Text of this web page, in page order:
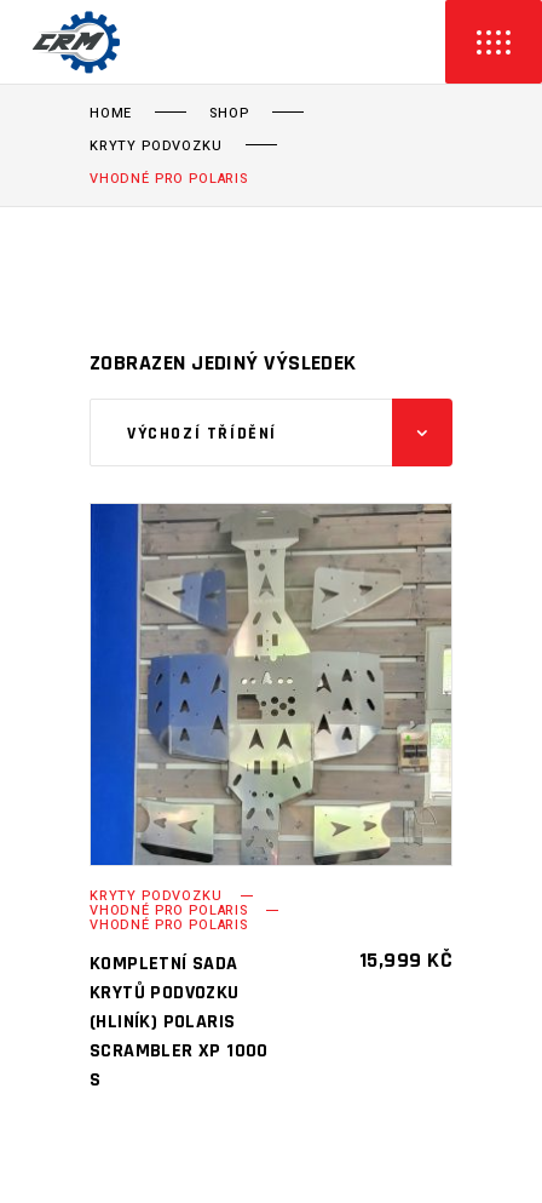
HOME
SHOP
KRYTY PODVOZKU
VHODNÉ PRO POLARIS
ZOBRAZEN JEDINÝ VÝSLEDEK
VÝCHOZÍ TŘÍDĚNÍ
PŘIDAT DO KOŠÍKU
KRYTY PODVOZKU
VHODNÉ PRO POLARIS
VHODNÉ PRO POLARIS
KOMPLETNÍ SADA
KRYTŮ PODVOZKU
(HLINÍK) POLARIS
SCRAMBLER XP 1000
S
15,999 KČ